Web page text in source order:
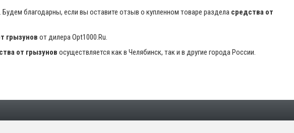
благодарны, если вы оставите отзыв о купленном товаре раздела средства от
грызунов от дилера Opt1000.Ru.
от грызунов осуществляется как в Челябинск, так и в другие города России.